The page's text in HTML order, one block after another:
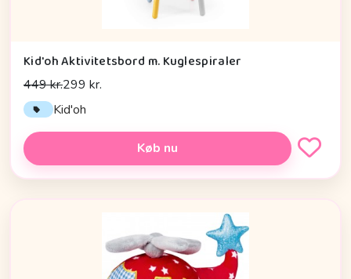
Kid'oh Aktivitetsbord m. Kuglespiraler
449 kr.299 kr.
Kid'oh
Køb nu